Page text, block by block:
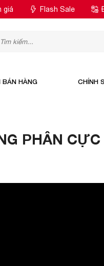
giá Flash Sale
BÁN HÀNG CHÍNH
PHÂN